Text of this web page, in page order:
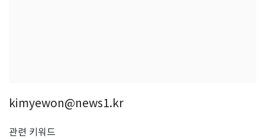
kimyewon@news1.kr
관련 키워드